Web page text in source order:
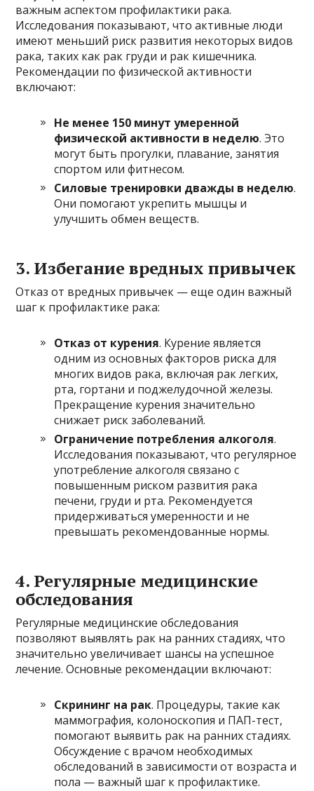
важным аспектом профилактики рака.
Исследования показывают, что активные люди
имеют меньший риск развития некоторых видов
рака, таких как рак груди и рак кишечника.
Рекомендации по физической активности
включают:
Не менее 150 минут умеренной
физической активности в неделю. Это
могут быть прогулки, плавание, занятия
спортом или фитнесом.
Силовые тренировки дважды в неделю.
Они помогают укрепить мышцы и
улучшить обмен веществ.
3. Избегание вредных привычек
Отказ от вредных привычек — еще один важный
шаг к профилактике рака:
Отказ от курения. Курение является
одним из основных факторов риска для
многих видов рака, включая рак легких,
рта, гортани и поджелудочной железы.
Прекращение курения значительно
снижает риск заболеваний.
Ограничение потребления алкоголя.
Исследования показывают, что регулярное
употребление алкоголя связано с
повышенным риском развития рака
печени, груди и рта. Рекомендуется
придерживаться умеренности и не
превышать рекомендованные нормы.
4. Регулярные медицинские
обследования
Регулярные медицинские обследования
позволяют выявлять рак на ранних стадиях, что
значительно увеличивает шансы на успешное
лечение. Основные рекомендации включают:
Скрининг на рак. Процедуры, такие как
маммография, колоноскопия и ПАП-тест,
помогают выявить рак на ранних стадиях.
Обсуждение с врачом необходимых
обследований в зависимости от возраста и
пола — важный шаг к профилактике.